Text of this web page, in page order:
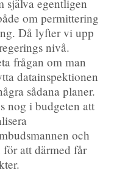
själva egentligen
om permittering
Då lyfter vi upp
nivå.
frågan om man
datainspektionen
sådana planer.
nog i budgeten att
och
att därmed får